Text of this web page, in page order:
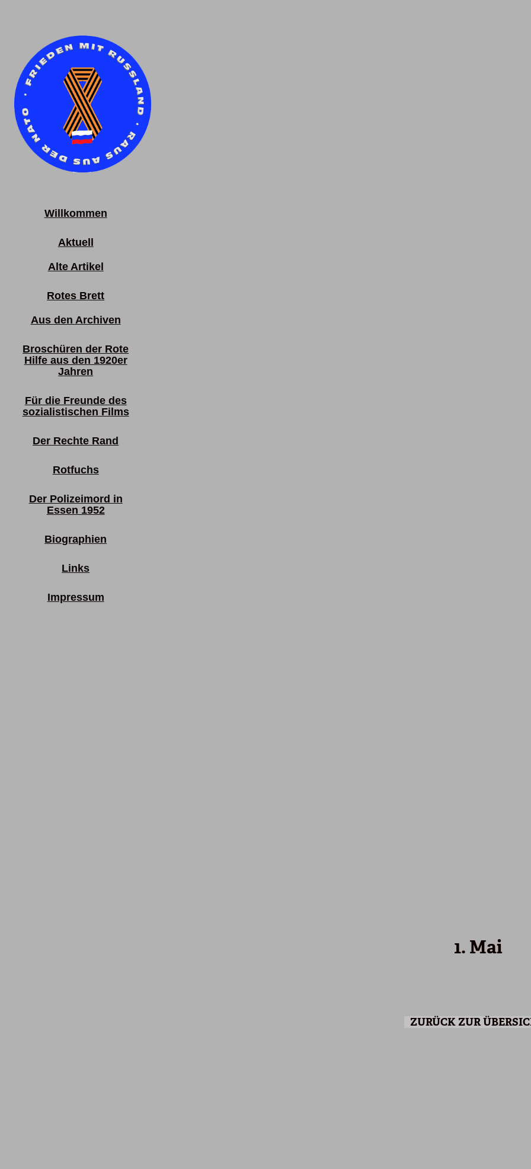
Willkommen
Aktuell
Alte Artikel
Rotes Brett
Aus den Archiven
Broschüren der Rote
Hilfe aus den 1920er
Jahren
Für die Freunde des
sozialistischen Films
Der Rechte Rand
Rotfuchs
Der Polizeimord in
Essen 1952
Biographien
Links
Impressum
1. Mai
ZURÜCK ZUR